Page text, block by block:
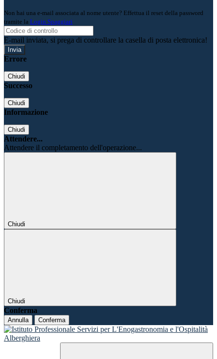
Non hai una e-mail associata al nome utente? Effettua il reset della password
tramite la Login Spaggiari
E-mail inviata, si prega di controllare la casella di posta elettronica!
Errore
Chiudi
Successo
Chiudi
Informazione
Chiudi
Attendere...
Attendere il completamento dell'operazione...
Chiudi
Chiudi
Conferma
Annulla Conferma